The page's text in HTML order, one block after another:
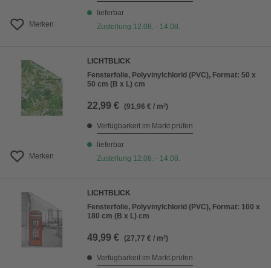
Merken
lieferbar
Zustellung 12.08. - 14.08.
Merken
LICHTBLICK
Fensterfolie, Polyvinylchlorid (PVC), Format: 50 x
50 cm (B x L) cm
22,99 € (91,96 € / m²)
Verfügbarkeit im Markt prüfen
lieferbar
Zustellung 12.08. - 14.08.
LICHTBLICK
Fensterfolie, Polyvinylchlorid (PVC), Format: 100 x
180 cm (B x L) cm
49,99 € (27,77 € / m²)
Verfügbarkeit im Markt prüfen